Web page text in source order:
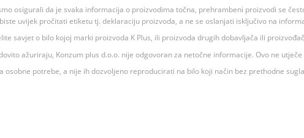
osigurali da je svaka informacija o proizvodima točna, prehrambeni proizvodi se
uvijek pročitati etiketu tj. deklaraciju proizvoda, a ne se oslanjati isključivo na
savjet o bilo kojoj marki proizvoda K Plus, ili proizvoda drugih dobavljača ili
ažuriraju, Konzum plus d.o.o. nije odgovoran za netočne informacije. Ovo ne utječe
osobne potrebe, a nije ih dozvoljeno reproducirati na bilo koji način bez prethodne